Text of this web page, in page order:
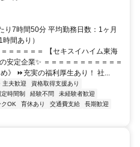
り7時間50分 平均勤務日数：1ヶ月
間あり）
＝＝＝＝＝ 【セキスイハイム東海
安定企業✨ ＝＝＝＝＝＝＝＝＝＝＝
》 ⏩充実の福利厚生あり！ 社...
主夫歓迎
資格取得支援あり
定時間制 経験不問
未経験者歓迎
クOK 育休あり 交通費支給
長期歓迎